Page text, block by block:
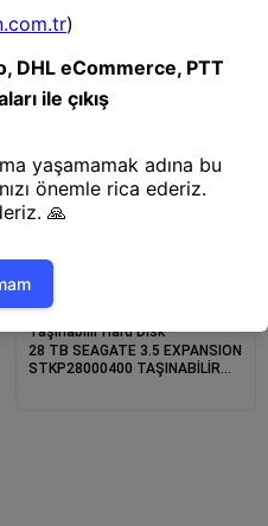
TYPE-C/USB DARK GRAY
PSSD2TBEDP
Taşınabilir Hard Disk
28 TB SEAGATE 3.5 EXPANSION
STKP28000400 TAŞINABİLİR